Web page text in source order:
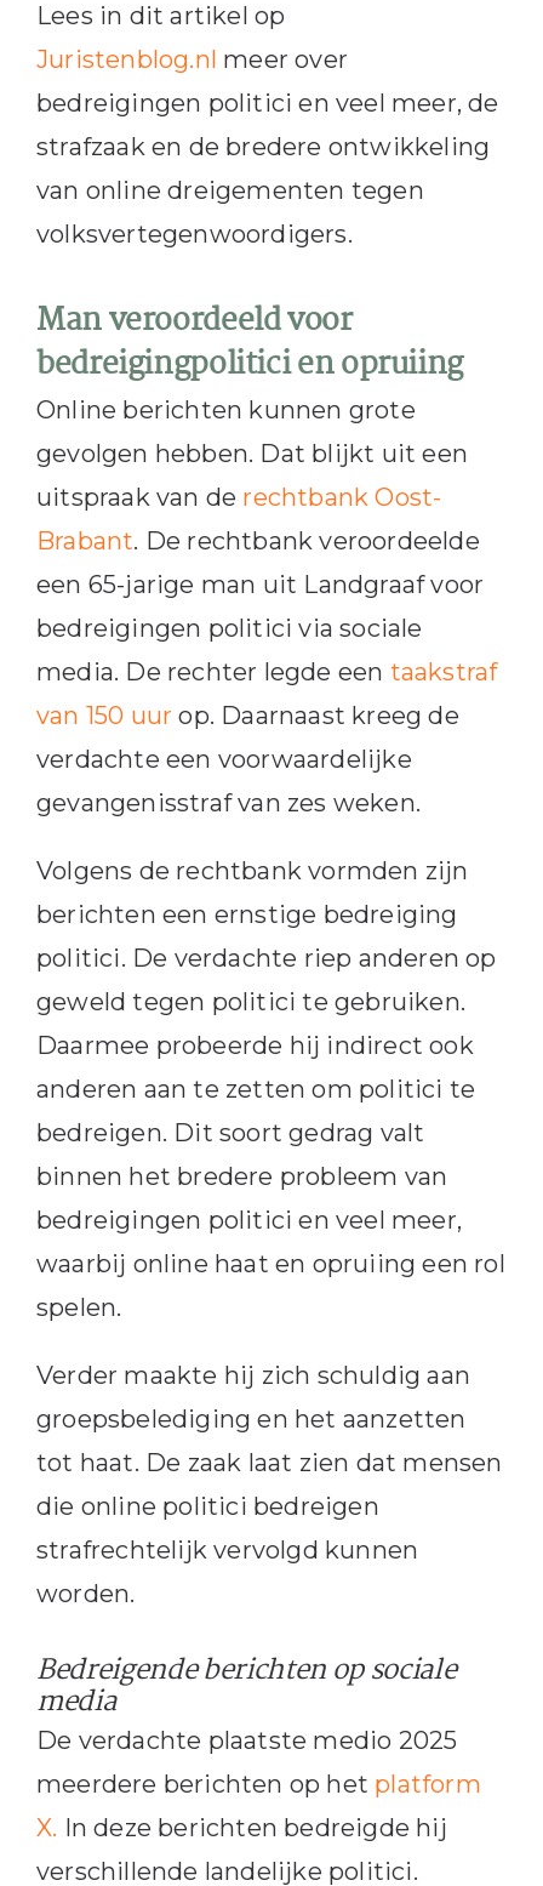
Lees in dit artikel op
Juristenblog.nl meer over
bedreigingen politici en veel meer, de
strafzaak en de bredere ontwikkeling
van online dreigementen tegen
volksvertegenwoordigers.
Man veroordeeld voor
bedreigingpolitici en opruiing
Online berichten kunnen grote
gevolgen hebben. Dat blijkt uit een
uitspraak van de rechtbank Oost-
Brabant. De rechtbank veroordeelde
een 65-jarige man uit Landgraaf voor
bedreigingen politici via sociale
media. De rechter legde een taakstraf
van 150 uur op. Daarnaast kreeg de
verdachte een voorwaardelijke
gevangenisstraf van zes weken.
Volgens de rechtbank vormden zijn
berichten een ernstige bedreiging
politici. De verdachte riep anderen op
geweld tegen politici te gebruiken.
Daarmee probeerde hij indirect ook
anderen aan te zetten om politici te
bedreigen. Dit soort gedrag valt
binnen het bredere probleem van
bedreigingen politici en veel meer,
waarbij online haat en opruiing een rol
spelen.
Verder maakte hij zich schuldig aan
groepsbelediging en het aanzetten
tot haat. De zaak laat zien dat mensen
die online politici bedreigen
strafrechtelijk vervolgd kunnen
worden.
Bedreigende berichten op sociale
media
De verdachte plaatste medio 2025
meerdere berichten op het platform
X. In deze berichten bedreigde hij
verschillende landelijke politici.